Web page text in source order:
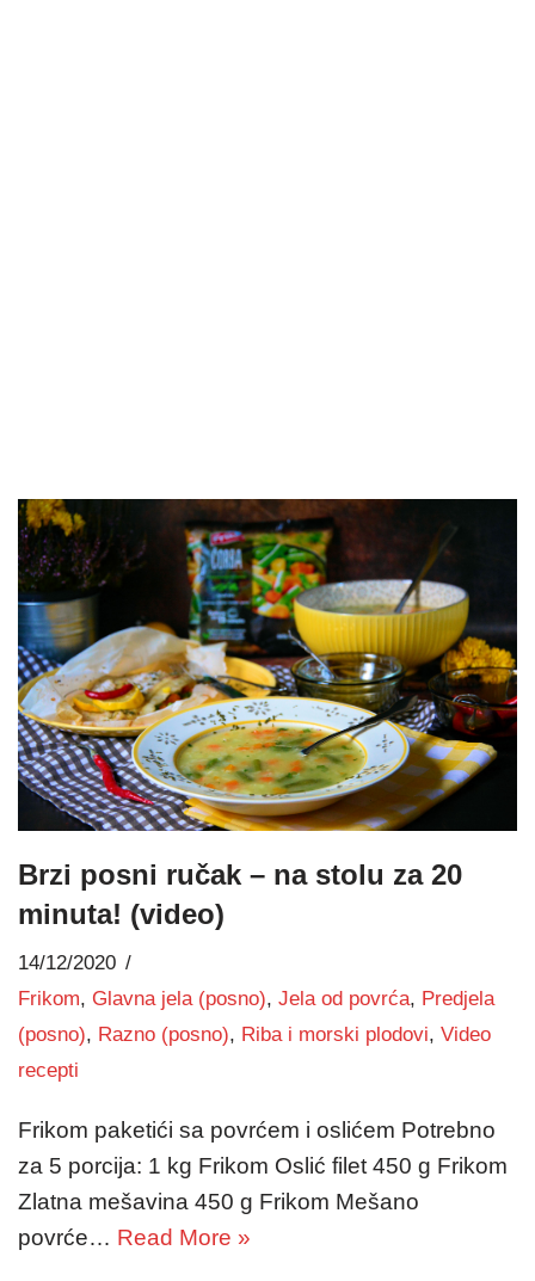
Brzi posni ručak – na stolu za 20
minuta! (video)
14/12/2020
Frikom, Glavna jela (posno), Jela od povrća, Predjela
(posno), Razno (posno), Riba i morski plodovi, Video
recepti
Frikom paketići sa povrćem i oslićem Potrebno
za 5 porcija: 1 kg Frikom Oslić filet 450 g Frikom
Zlatna mešavina 450 g Frikom Mešano
povrće… Read More »